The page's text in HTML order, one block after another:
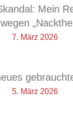
Mein
7. März 2026
5. März 2026